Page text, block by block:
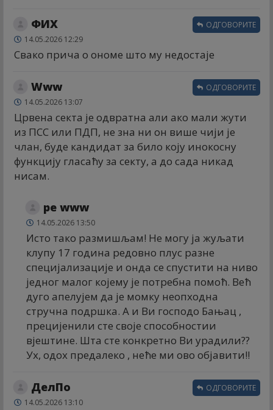
ФИX
14.05.2026 12:29
Свако прича о ономе што му недостаје
ОДГОВОРИТЕ
Www
14.05.2026 13:07
Црвена секта је одвратна али ако мали жути
из ПСС или ПДП, не зна ни он више чији је
члан, буде кандидат за било коју инокосну
функцију гласаћу за секту, а до сада никад
нисам.
ОДГОВОРИТЕ
ре www
14.05.2026 13:50
Исто тако размишљам! Не могу ја жуљати
клупу 17 година редовно плус разне
специјализације и онда се спустити на ниво
једног малог којему је потребна помоћ. Већ
дуго апелујем да је момку неопходна
стручна подршка. А и Ви господо Бањац ,
прецијенили сте своје способностии
вјештине. Шта сте конкретно Ви урадили??
Ух, одох предалеко , неће ми ово објавити!!
ДелПо
14.05.2026 13:10
ОДГОВОРИТЕ